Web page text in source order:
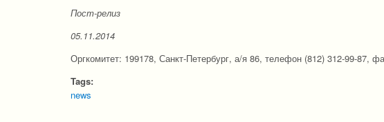
Пост-релиз
05.11.2014
Оргкомитет: 199178, Санкт-Петербург, а/я 86, телефон (812) 312-99-87,
Tags:
news